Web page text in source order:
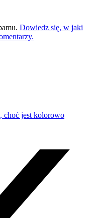
Dowiedz się, w jaki
choć jest kolorowo